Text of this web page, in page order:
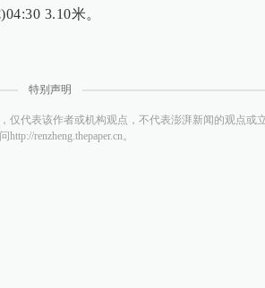
3.10米。
特别声明
仅代表该作者或机构观点，不代表澎湃新闻的观点或
renzheng.thepaper.cn。